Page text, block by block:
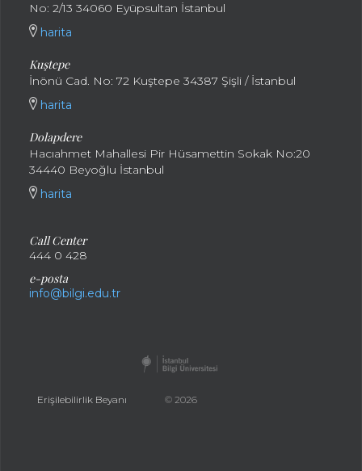
No: 2/13 34060 Eyüpsultan İstanbul
harita
Kuştepe
İnönü Cad. No: 72 Kuştepe 34387 Şişli / İstanbul
harita
Dolapdere
Hacıahmet Mahallesi Pir Hüsamettin Sokak No:20
34440 Beyoğlu İstanbul
harita
Call Center
444 0 428
e-posta
info@bilgi.edu.tr
Erişilebilirlik Beyanı © 2026